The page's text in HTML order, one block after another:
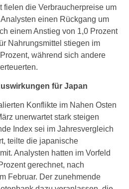
fielen die Verbraucherpreise um
einen Rückgang um
einem Anstieg von 1,0 Prozent
Nahrungsmittel stiegen im
während sich andere
für Japan
Konflikte im Nahen Osten
unerwartet stark steigen
Index sei im Jahresvergleich
teilte die japanische
Analysten hatten im Vorfeld
gerechnet, nach
Februar. Der zunehmende